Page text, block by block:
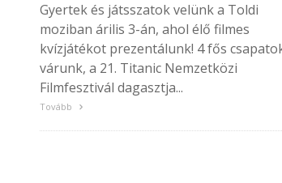
Gyertek és játsszatok velünk a Toldi
moziban árilis 3-án, ahol élő filmes
kvízjátékot prezentálunk! 4 fős
várunk, a 21. Titanic Nemzetközi
Filmfesztivál dagasztja...
Tovább